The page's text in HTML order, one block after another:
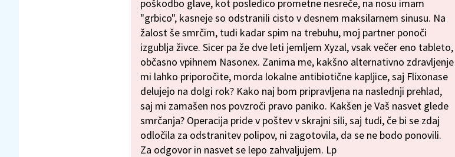
poškodbo glave, kot posledico prometne nesreče, na nosu imam
"grbico", kasneje so odstranili cisto v desnem maksilarnem sinusu. Na
žalost še smrčim, tudi kadar spim na trebuhu, moj partner ponoči
izgublja živce. Sicer pa že dve leti jemljem Xyzal, vsak večer eno tableto,
občasno vpihnem Nasonex. Zanima me, kakšno alternativno zdravljenje
mi lahko priporočite, morda lokalne antibiotične kapljice, saj Flixonase
delujejo na dolgi rok? Kako naj bom pripravljena na naslednji prehlad,
saj mi zamašen nos povzroči pravo paniko. Kakšen je Vaš nasvet glede
smrčanja? Operacija pride v poštev v skrajni sili, saj tudi, če bi se zdaj
odločila za odstranitev polipov, ni zagotovila, da se ne bodo ponovili.
Za odgovor in nasvet se lepo zahvaljujem. Lp